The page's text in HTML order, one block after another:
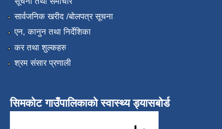
सार्वजनिक खरीद /बोलपत्र सूचना
एन, कानुन तथा निर्देशिका
कर तथा शुल्कहरु
श्रम संसार प्रणाली
सिमकोट गाउँपालिकाको स्वास्थ्य ड्यासबोर्ड